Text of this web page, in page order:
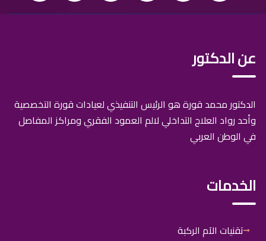
عن الدكتور
الدكتور محمد قورة هو الرئيس التنفيذي لعيادات قورة التخصصية
وأحد رواد العلاج التداخلي لالم العمود الفقري ومراكز المفاصل
في الوطن العربي
الخدمات
تقنيات الآم الركبة